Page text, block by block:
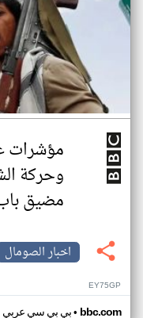
مؤشرات
وحركة
مضيق
اخبار الصومال
EY75GP
بي بي سي عربي• bbc.com